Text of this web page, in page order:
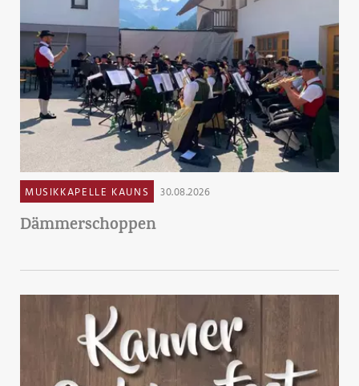
MUSIKKAPELLE KAUNS 30.08.2026
Dämmerschoppen